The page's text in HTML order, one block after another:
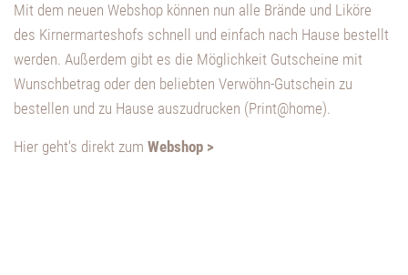
Mit dem neuen Webshop können nun alle Brände und Liköre
des Kirnermarteshofs schnell und einfach nach Hause bestellt
werden. Außerdem gibt es die Möglichkeit Gutscheine mit
Wunschbetrag oder den beliebten Verwöhn-Gutschein zu
bestellen und zu Hause auszudrucken (Print@home).
Hier geht's direkt zum Webshop >